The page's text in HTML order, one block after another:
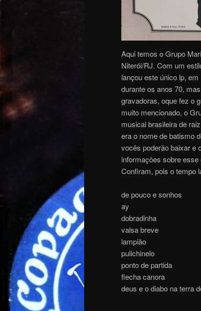
Aqui temos o Grupo
Niterói/RJ. Com um
lançou este único lp,
durante os anos 70,
gravadoras, oque fez o
muito mencionado, o
musical brasileira de
era o nome de batismo
vocês poderão baixar e
informações sobre
Confiram, pois o tempo
de pouco e sonhos
ay
dobradinha
valsa breve
lampião
pulichinelo
ponto de partida
flecha canora
deus e o diabo na terra